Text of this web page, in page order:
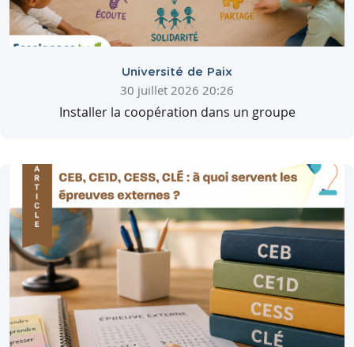
Université de Paix
30 juillet 2026 20:26
Installer la coopération dans un groupe